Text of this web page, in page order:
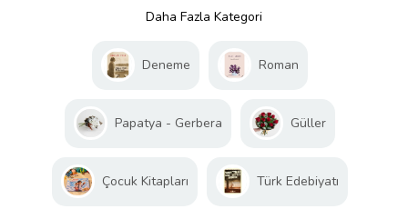
Daha Fazla Kategori
Deneme Roman
Papatya - Gerbera Güller
Çocuk Kitapları Türk Edebiyatı